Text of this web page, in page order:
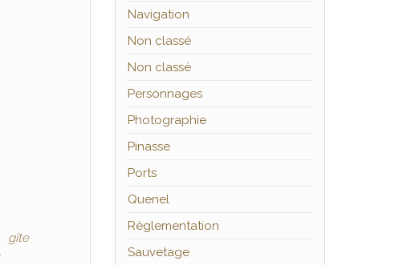
gîte
Navigation
Non classé
Non classé
Personnages
Photographie
Pinasse
Ports
Quenel
Règlementation
Sauvetage